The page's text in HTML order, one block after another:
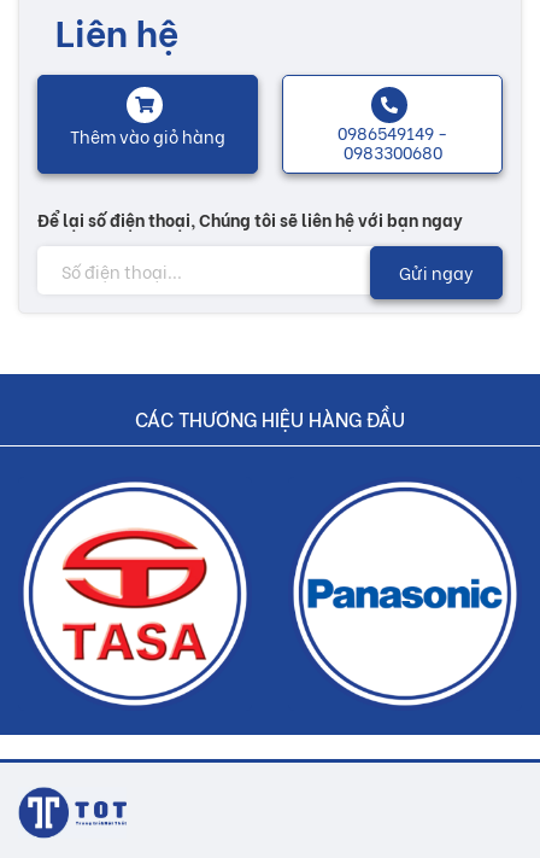
Liên hệ
Thêm vào giỏ hàng 0986549149 -
0983300680
Để lại số điện thoại, Chúng tôi sẽ liên hệ với bạn ngay
Gửi ngay
CÁC THƯƠNG HIỆU HÀNG ĐẦU